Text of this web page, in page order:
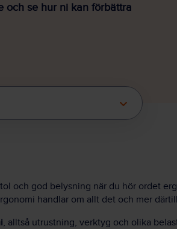
och se hur ni kan förbättra
och god belysning när du hör ordet
handlar om allt det och mer
, alltså utrustning, verktyg och olika